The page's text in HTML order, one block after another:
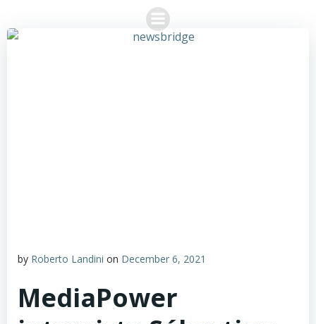
Skip
to
content
by Roberto Landini on December 6, 2021
MediaPower